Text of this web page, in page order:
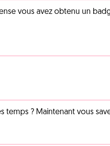
vous avez obtenu un
temps ? Maintenant vous